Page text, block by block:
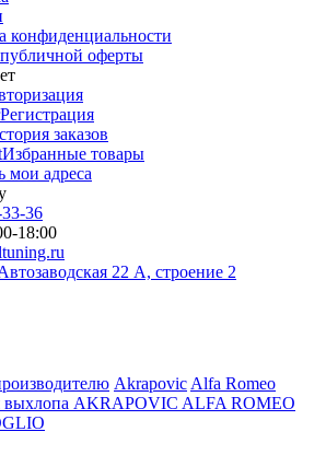
конфиденциальности
оферты
Регистрация
заказов
Избранные товары
мои адреса
36
18:00
22 А, строение 2
Akrapovic Alfa Romeo
выхлопа AKRAPOVIC ALFA ROMEO